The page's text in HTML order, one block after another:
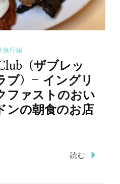
旅行編
（ザブレッ
ブ）- イングリ
ファストのおい
ンの朝食のお店
読む